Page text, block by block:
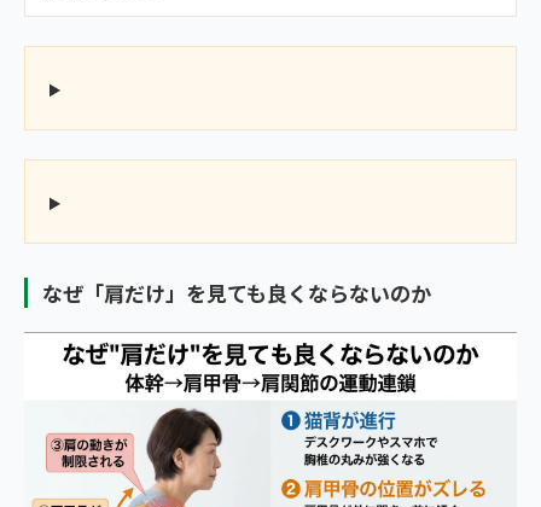
なぜ「肩だけ」を見ても良くならないのか